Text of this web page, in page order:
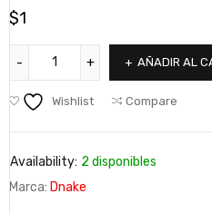
$1
AÑADIR AL
Wishlist Compare
Availability: 2 disponibles
Marca: Dnake